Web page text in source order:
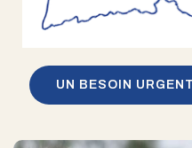
UN BESOIN